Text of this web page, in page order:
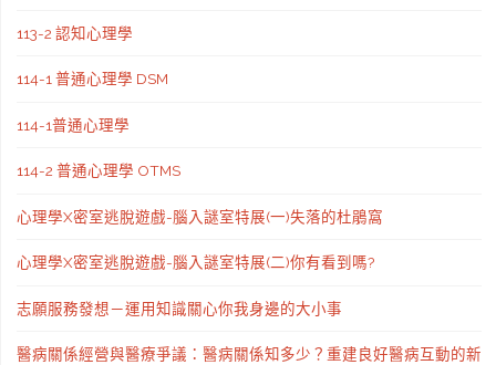
113-2 認知心理學
114-1 普通心理學 DSM
114-1普通心理學
114-2 普通心理學 OTMS
心理學X密室逃脫遊戲-腦入謎室特展(一)失落的杜鵑窩
心理學X密室逃脫遊戲-腦入謎室特展(二)你有看到嗎?
志願服務發想－運用知識關心你我身邊的大小事
醫病關係經營與醫療爭議：醫病關係知多少？重建良好醫病互動的新